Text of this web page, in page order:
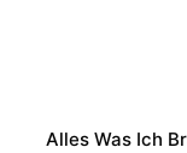
Alles Was Ich